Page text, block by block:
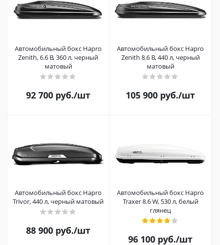
Автомобильный бокс Hapro
Zenith, 6.6 B, 360 л, черный
матовый
92 700 руб./шт
Автомобильный бокс Hapro
Zenith 8.6 B, 440 л, черный
матовый
105 900 руб./шт
Автомобильный бокс Hapro
Trivor, 440 л, черный матовый
88 900 руб./шт
Автомобильный бокс Hapro
Traxer 8.6 W, 530 л, белый
глянец
96 100 руб./шт